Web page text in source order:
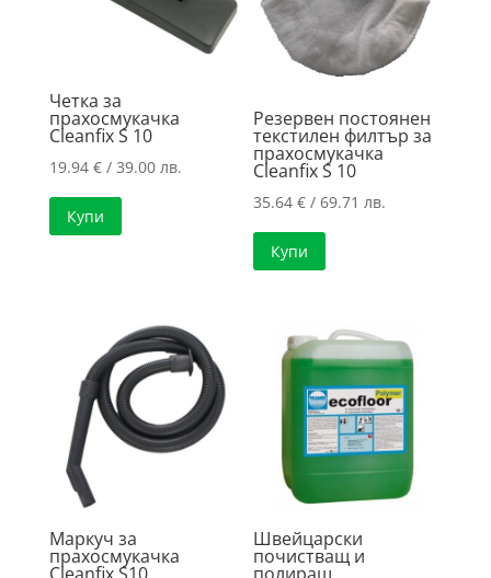
Четка за
прахосмукачка
Cleanfix S 10
19.94 €/ 39.00 лв.
Купи
Резервен постоянен
текстилен филтър за
прахосмукачка
Cleanfix S 10
35.64€ / 69.71 лв.
Купи
Маркуч за
прахосмукачка
Швейцарски
почистващ и